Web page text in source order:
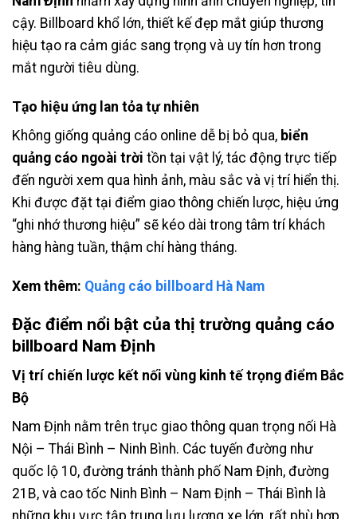
cậy. Billboard khổ lớn, thiết kế đẹp mắt giúp thương
hiệu tạo ra cảm giác sang trọng và uy tín hơn trong
mắt người tiêu dùng.
Tạo hiệu ứng lan tỏa tự nhiên
Không giống quảng cáo online dễ bị bỏ qua, biển
quảng cáo ngoài trời tồn tại vật lý, tác động trực tiếp
đến người xem qua hình ảnh, màu sắc và vị trí hiển thị.
Khi được đặt tại điểm giao thông chiến lược, hiệu ứng
“ghi nhớ thương hiệu” sẽ kéo dài trong tâm trí khách
hàng hàng tuần, thậm chí hàng tháng.
Xem thêm: Quảng cáo billboard Hà Nam
Đặc điểm nổi bật của thị trường quảng cáo
billboard Nam Định
Vị trí chiến lược kết nối vùng kinh tế trọng điểm Bắc
Bộ
Nam Định nằm trên trục giao thông quan trọng nối Hà
Nội – Thái Bình – Ninh Bình. Các tuyến đường như
quốc lộ 10, đường tránh thành phố Nam Định, đường
21B, và cao tốc Ninh Bình – Nam Định – Thái Bình là